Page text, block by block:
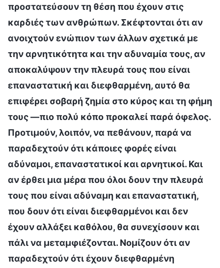
προστατεύσουν τη θέση που έχουν στις
καρδιές των ανθρώπων. Σκέφτονται ότι αν
ανοιχτούν ενώπιον των άλλων σχετικά με
την αρνητικότητα και την αδυναμία τους, αν
αποκαλύψουν την πλευρά τους που είναι
επαναστατική και διεφθαρμένη, αυτό θα
επιφέρει σοβαρή ζημία στο κύρος και τη φήμη
τους —πιο πολύ κόπο προκαλεί παρά όφελος.
Προτιμούν, λοιπόν, να πεθάνουν, παρά να
παραδεχτούν ότι κάποιες φορές είναι
αδύναμοι, επαναστατικοί και αρνητικοί. Και
αν έρθει μια μέρα που όλοι δουν την πλευρά
τους που είναι αδύναμη και επαναστατική,
που δουν ότι είναι διεφθαρμένοι και δεν
έχουν αλλάξει καθόλου, θα συνεχίσουν και
πάλι να μεταμφιέζονται. Νομίζουν ότι αν
παραδεχτούν ότι έχουν διεφθαρμένη